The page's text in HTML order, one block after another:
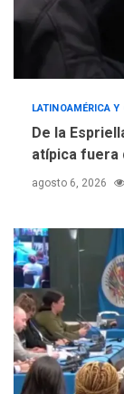
LATINOAMÉRICA Y
De la
atípica fuera
agosto 6, 2026